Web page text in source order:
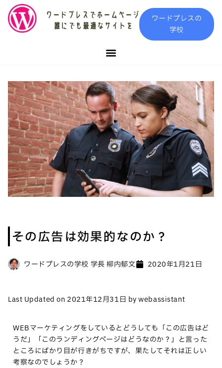
ワードプレスの
学校
その広告は効果的なのか？
ワードプレスの学校 学長 柳内郁文 2020年1月21日
Last Updated on 2021年12月31日 by webassistant
WEBマーケティングをしているとどうしても「この広告はど
うだ」「このランディングページはどうなのか？」と言った
ところにばかり目が行きがちですが、果たしてそれは正しい
考察なのでしょうか？